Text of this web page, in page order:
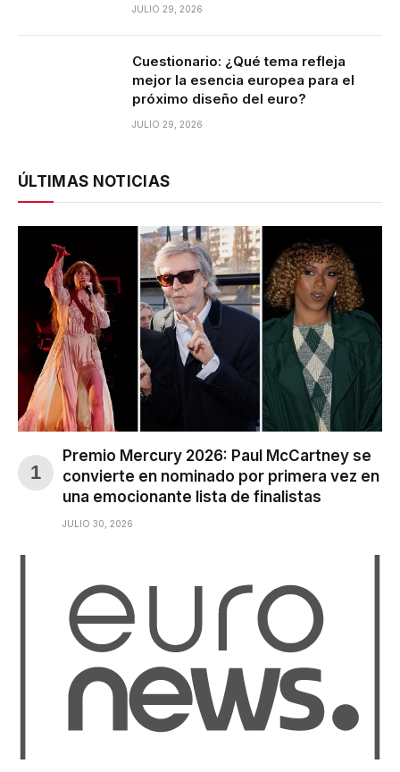
JULIO 29, 2026
Cuestionario: ¿Qué tema refleja
mejor la esencia europea para el
próximo diseño del euro?
JULIO 29, 2026
ÚLTIMAS NOTICIAS
Premio Mercury 2026: Paul McCartney se
convierte en nominado por primera vez en
una emocionante lista de finalistas
JULIO 30, 2026